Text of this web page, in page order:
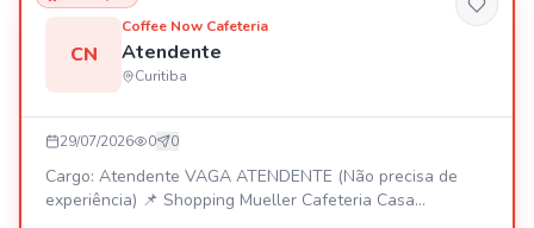
CN
Coffee Now Cafeteria
Atendente
Curitiba
29/07/2026 0 0
Cargo: Atendente VAGA ATENDENTE (Não precisa de
experiência) 📌 Shopping Mueller Cafeteria Casa